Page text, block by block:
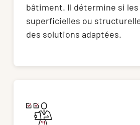
bâtiment. Il détermine si
superficielles ou
des solutions adaptées.